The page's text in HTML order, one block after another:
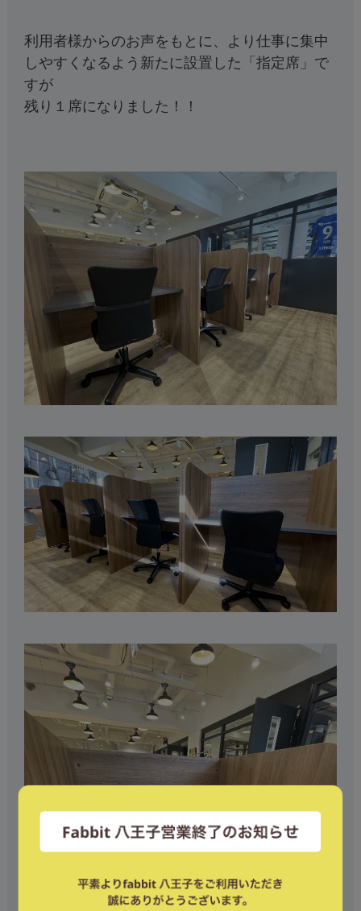
利用者様からのお声をもとに、より仕事に集中
しやすくなるよう新たに設置した「指定席」で
すが
残り１席になりました！！